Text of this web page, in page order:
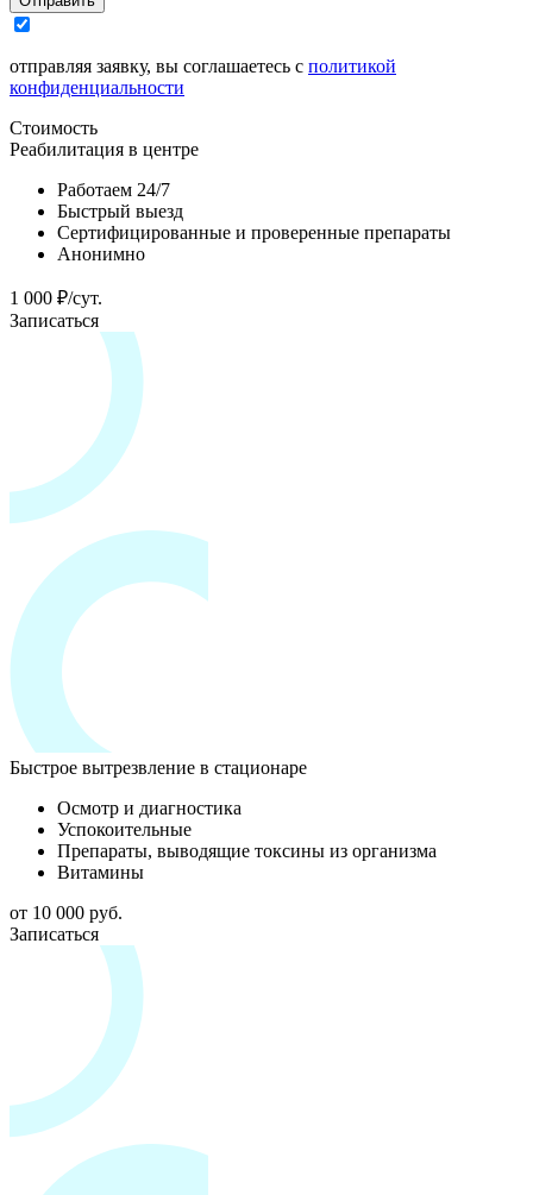
отправляя заявку, вы соглашаетесь с политикой
конфиденциальности
Стоимость
Реабилитация в центре
Работаем 24/7
Быстрый выезд
Сертифицированные и проверенные препараты
Анонимно
1 000 ₽/сут.
Записаться
Быстрое вытрезвление в стационаре
Осмотр и диагностика
Успокоительные
Препараты, выводящие токсины из организма
Витамины
от 10 000 руб.
Записаться